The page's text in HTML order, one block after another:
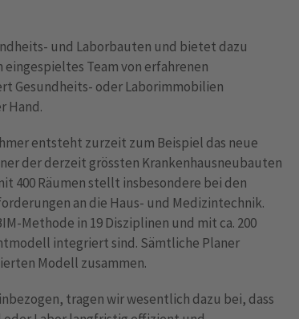
Platformund Laborbauten und bietet dazu
Team von erfahrenen
Gesundheits- oder Laborimmobilien
Hand.
entsteht zurzeit zum Beispiel das neue
der derzeit grössten Krankenhausneubauten
400 Räumen stellt insbesondere bei den
an die Haus- und Medizintechnik.
Methode in 19 Disziplinen und mit ca. 200
integriert sind. Sämtliche Planer
Modell zusammen.
tragen wir wesentlich dazu bei, dass